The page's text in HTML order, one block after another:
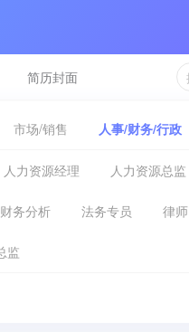
简历封面
市场/销售 人事/财务/行政
人力资源经理 人力资源总监
财务分析 法务专员 律师
监